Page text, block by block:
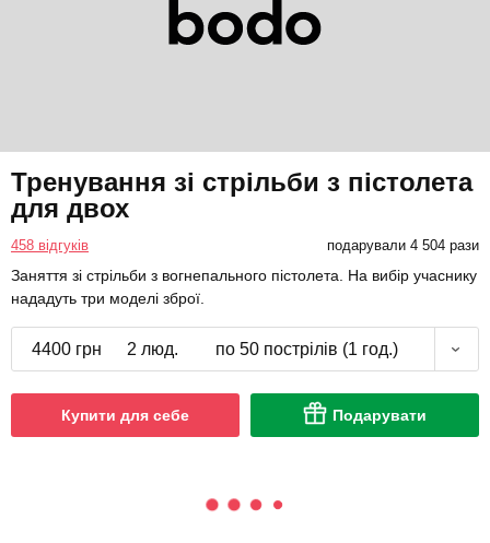
Тренування зі стрільби з пістолета
для двох
458 відгуків подарували 4 504 рази
Заняття зі стрільби з вогнепального пістолета. На вибір учаснику
нададуть три моделі зброї.
4400 грн 2 люд. по 50 пострілів (1 год.)
Купити для себе Подарувати